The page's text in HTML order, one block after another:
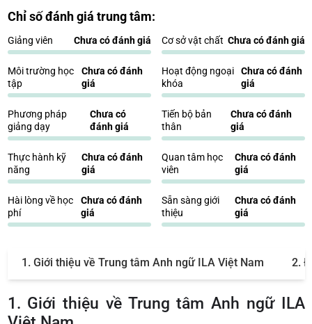
Chỉ số đánh giá trung tâm:
Giảng viên Chưa có đánh giá Cơ sở vật chất Chưa có đánh giá
Môi trường học
tập
Chưa có đánh
giá
Hoạt động ngoại
khóa
Chưa có đánh
giá
Phương pháp
giảng dạy
Chưa có
đánh giá
Tiến bộ bản
thân
Chưa có đánh
giá
Thực hành kỹ
năng
Chưa có đánh
giá
Quan tâm học
viên
Chưa có đánh
giá
Hài lòng về học
phí
Chưa có đánh
giá
Sẵn sàng giới
thiệu
Chưa có đánh
giá
1. Giới thiệu về Trung tâm Anh ngữ ILA Việt Nam 2.
1. Giới thiệu về Trung tâm Anh ngữ ILA